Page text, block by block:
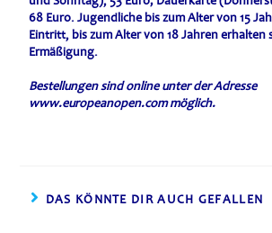
68 Euro. Jugendliche bis zum Alter von 15
Eintritt, bis zum Alter von 18 Jahren erhalten
Ermäßigung.
Bestellungen sind online unter der Adresse
www.europeanopen.com möglich.
DAS KÖNNTE DIR AUCH GEFALLEN